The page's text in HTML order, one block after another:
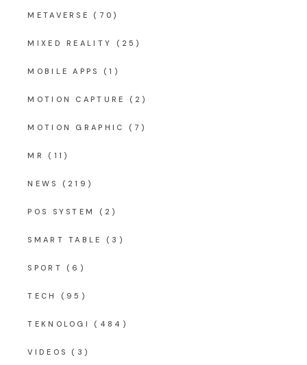
METAVERSE (70)
MIXED REALITY (25)
MOBILE APPS (1)
MOTION CAPTURE (2)
MOTION GRAPHIC (7)
MR (11)
NEWS (219)
POS SYSTEM (2)
SMART TABLE (3)
SPORT (6)
TECH (95)
TEKNOLOGI (484)
VIDEOS (3)